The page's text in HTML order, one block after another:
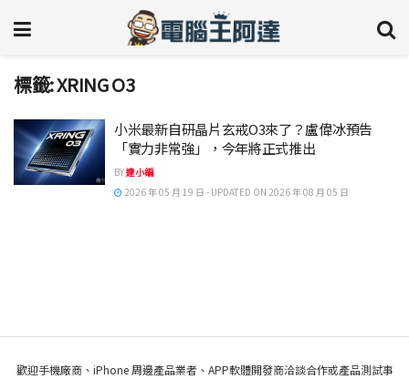
標籤:XRING O3
小米最新自研晶片玄戒O3來了？盧偉冰預告
「實力非常強」，今年將正式推出
BY達小編
2026 年 05 月 19 日 - UPDATED ON 2026 年 08 月 05 日
歡迎手機廠商、iPhone 周邊產品業者、APP軟體開發商洽談合作或產品測試事